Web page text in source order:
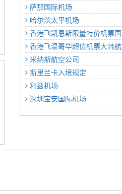
萨那国际机场
哈尔滨太平机场
香港飞凯恩斯限量特价机票国泰航空经济舱
香港飞温哥华超值机票大韩航空经济舱含
米纳斯航空公司
斯里兰卡入境规定
利兹机场
深圳宝安国际机场